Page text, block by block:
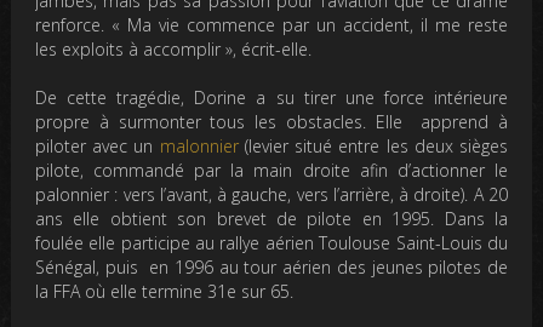
renforce. « Ma vie commence par un accident, il me reste
les exploits à accomplir », écrit-elle.
De cette tragédie, Dorine a su tirer une force intérieure
propre à surmonter tous les obstacles. Elle apprend à
piloter avec un malonnier(levier situé entre les deux sièges
pilote, commandé par la main droite afin d’actionner le
palonnier : vers l’avant, à gauche, vers l’arrière, à droite). A20
ans elle obtient son brevet de pilote en 1995. Dans la
foulée elle participe au rallye aérien Toulouse Saint-Louis du
Sénégal, puis en 1996 au tour aérien des jeunes pilotes de
la FFA où elle termine 31e sur 65.